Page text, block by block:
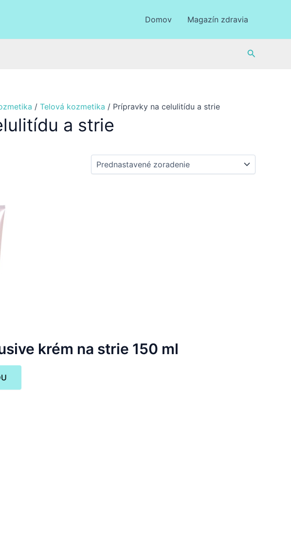
Domov Magazín zdravia
Hľadať
/ Telová kozmetika / Prípravky na celulitídu a strie
a strie
krém na strie 150 ml